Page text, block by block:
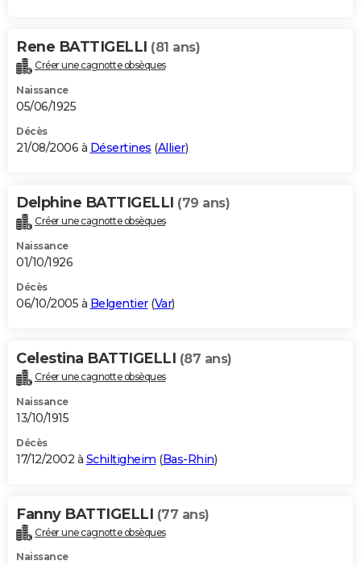
Rene BATTIGELLI (81 ans)
Créer une cagnotte obsèques
Naissance
05/06/1925
Décès
21/08/2006 à Désertines (Allier)
Delphine BATTIGELLI (79 ans)
Créer une cagnotte obsèques
Naissance
01/10/1926
Décès
06/10/2005 à Belgentier(Var)
Celestina BATTIGELLI (87 ans)
Créer une cagnotte obsèques
Naissance
13/10/1915
Décès
17/12/2002 à Schiltigheim (Bas-Rhin)
Fanny BATTIGELLI (77 ans)
Créer une cagnotte obsèques
Naissance